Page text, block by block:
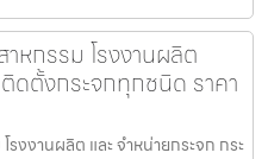
หกรรม โรงงานผลิต
ดตั้งกระจกทุกชนิด ราคา
งงานผลิต และ จำหน่ายกระจก กระ